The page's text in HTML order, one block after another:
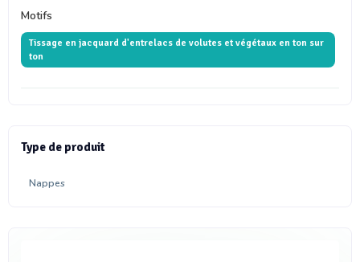
Motifs
Tissage en jacquard d'entrelacs de volutes et végétaux en ton sur
ton
Type de produit
Nappes